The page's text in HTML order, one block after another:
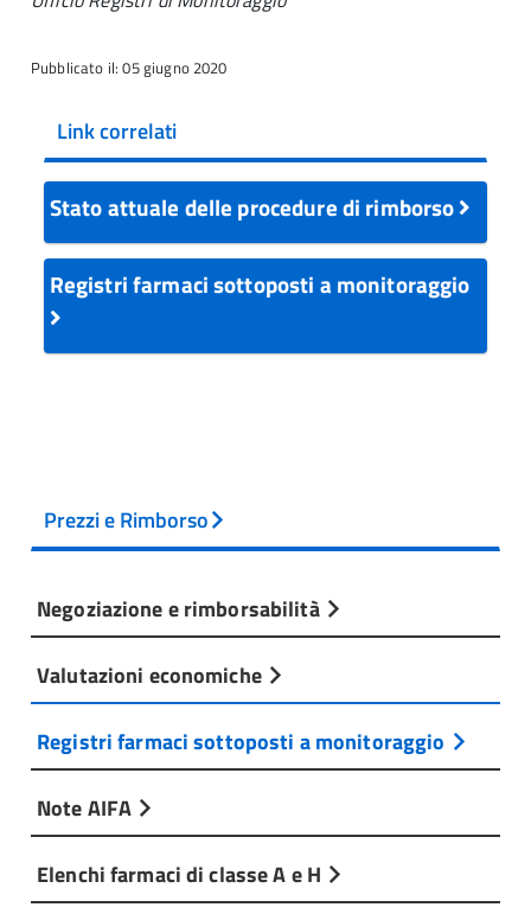
Pubblicato il: 05 giugno 2020
Link correlati
Stato attuale delle procedure di rimborso
Registri farmaci sottoposti a monitoraggio
Prezzi e Rimborso
Negoziazione e rimborsabilità
Valutazioni economiche
Registri farmaci sottoposti a monitoraggio
Note AIFA
Elenchi farmaci di classe A e H